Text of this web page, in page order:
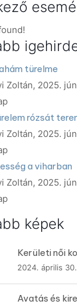
türelme
Zoltán, 2025.
rózsát
Zoltán, 2025.
a viharban
Zoltán, 2025.
képek
Kerületi női
2024. április
Avatás és